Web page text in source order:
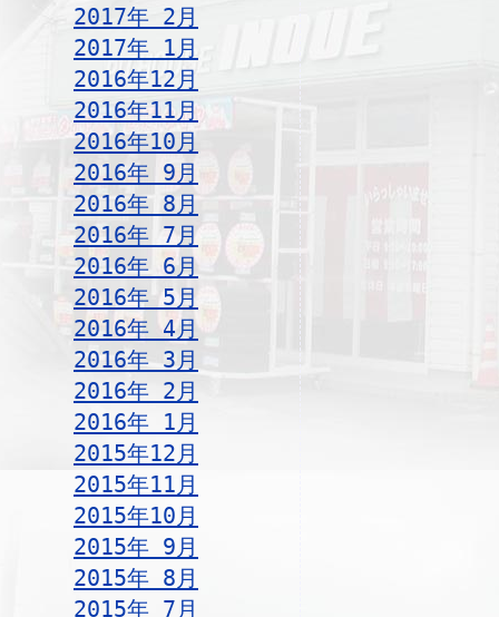
2017年 2月
2017年 1月
2016年12月
2016年11月
2016年10月
2016年 9月
2016年 8月
2016年 7月
2016年 6月
2016年 5月
2016年 4月
2016年 3月
2016年 2月
2016年 1月
2015年12月
2015年11月
2015年10月
2015年 9月
2015年 8月
2015年 7月